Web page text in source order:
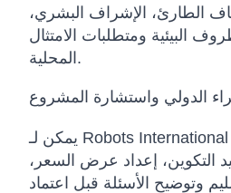
الطارئ، الإشراف البشري،
البيئية ومتطلبات الامتثال
المحلية.
الدولي واستشارة المشروع
يمكن لـ Robots International المساعدة في مقارنة
التكوين، إعداد عرض السعر،
وتوضيح الأسئلة قبل اعتماد